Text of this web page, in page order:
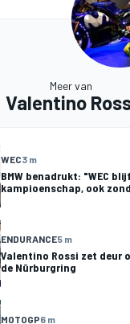
Meer van
Valentino
WEC3 m
BMW benadrukt: "WEC
kampioenschap, ook
ENDURANCE5 m
Valentino Rossi zet deur
de Nürburgring
MOTOGP6 m